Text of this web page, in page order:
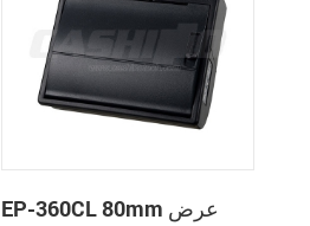
EP-360CL 80mm عرض